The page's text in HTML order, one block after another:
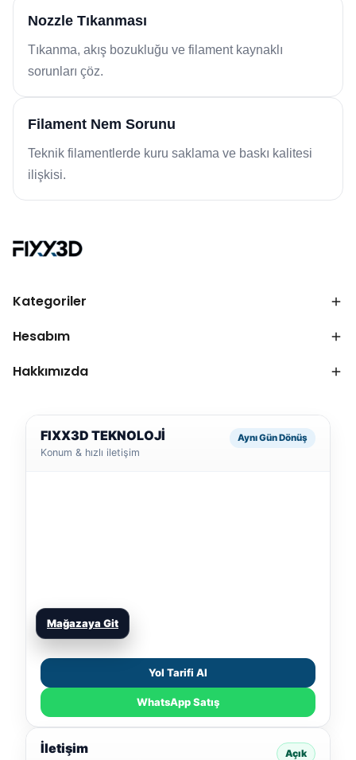
Nozzle Tıkanması
Tıkanma, akış bozukluğu ve filament kaynaklı
sorunları çöz.
Filament Nem Sorunu
Teknik filamentlerde kuru saklama ve baskı kalitesi
ilişkisi.
Kategoriler
Hesabım
Hakkımızda
FIXX3D TEKNOLOJİ
Konum & hızlı iletişim
Aynı Gün Dönüş
Mağazaya Git
Yol Tarifi Al
WhatsApp Satış
İletişim
Açık